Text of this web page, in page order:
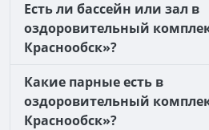
Есть ли бассейн или зал в
оздоровительный
Краснообск»?
Какие парные есть в
оздоровительный
Краснообск»?